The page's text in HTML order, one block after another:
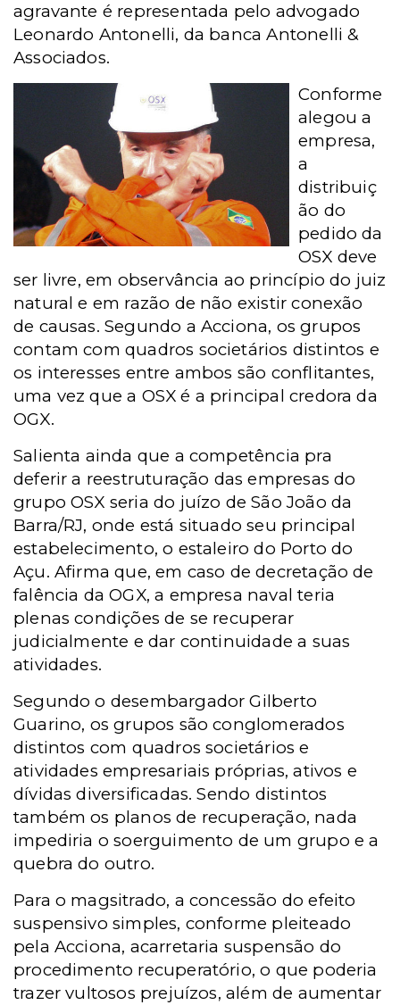
agravante é representada pelo advogado
Leonardo Antonelli, da banca Antonelli &
Associados.
Conforme
alegou a
empresa,
a
distribuiç
ão do
pedido da
OSX deve
ser livre, em observância ao princípio do juiz
natural e em razão de não existir conexão
de causas. Segundo a Acciona, os grupos
contam com quadros societários distintos e
os interesses entre ambos são conflitantes,
uma vez que a OSX é a principal credora da
OGX.
Salienta ainda que a competência pra
deferir a reestruturação das empresas do
grupo OSX seria do juízo de São João da
Barra/RJ, onde está situado seu principal
estabelecimento, o estaleiro do Porto do
Açu. Afirma que, em caso de decretação de
falência da OGX, a empresa naval teria
plenas condições de se recuperar
judicialmente e dar continuidade a suas
atividades.
Segundo o desembargador Gilberto
Guarino, os grupos são conglomerados
distintos com quadros societários e
atividades empresariais próprias, ativos e
dívidas diversificadas. Sendo distintos
também os planos de recuperação, nada
impediria o soerguimento de um grupo e a
quebra do outro.
Para o magsitrado, a concessão do efeito
suspensivo simples, conforme pleiteado
pela Acciona, acarretaria suspensão do
procedimento recuperatório, o que poderia
trazer vultosos prejuízos, além de aumentar